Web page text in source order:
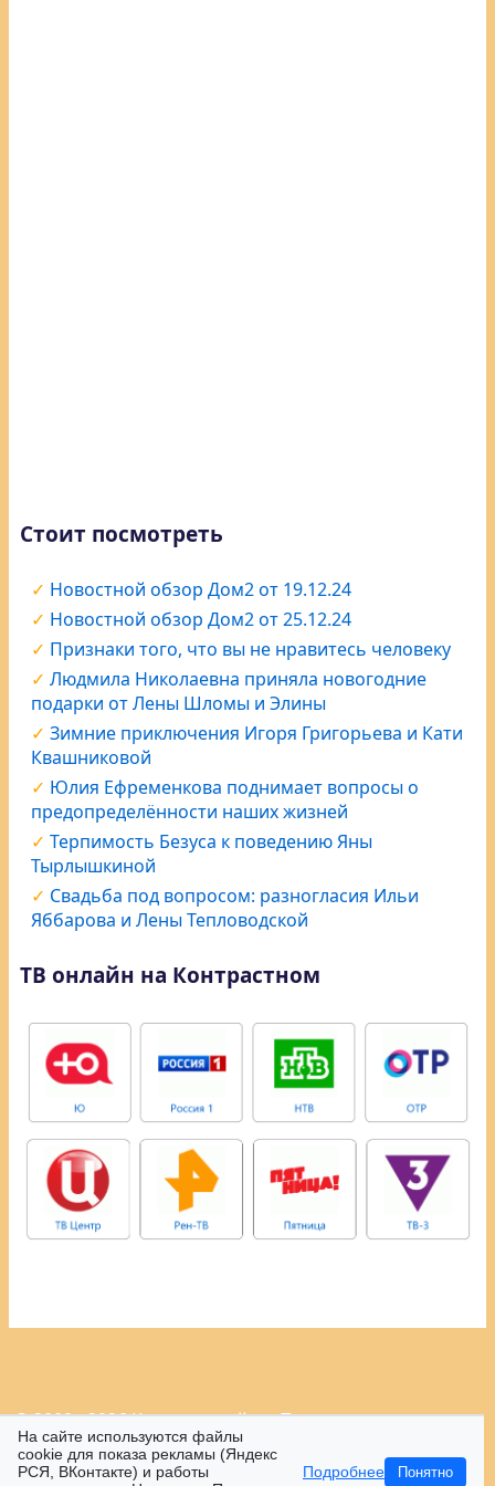
Стоит посмотреть
Новостной обзор Дом2 от 19.12.24
Новостной обзор Дом2 от 25.12.24
Признаки того, что вы не нравитесь человеку
Людмила Николаевна приняла новогодние
подарки от Лены Шломы и Элины
Зимние приключения Игоря Григорьева и Кати
Квашниковой
Юлия Ефременкова поднимает вопросы о
предопределённости наших жизней
Терпимость Безуса к поведению Яны
Тырлышкиной
Свадьба под вопросом: разногласия Ильи
Яббарова и Лены Тепловодской
ТВ онлайн на Контрастном
© 2009 - 2026 Контрастный.ру.Политика
конфиденциальности.
На сайте используются файлы
cookie для показа рекламы (Яндекс
РСЯ, ВКонтакте) и работы
Подробнее Понятно